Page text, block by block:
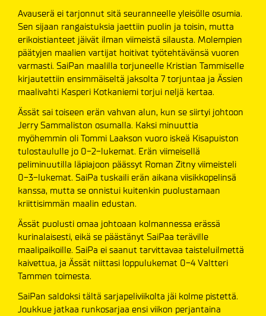
Avauserä ei tarjonnut sitä seuranneelle yleisölle osumia.
Sen sijaan rangaistuksia jaettiin puolin ja toisin, mutta
erikoistianteet jäivät ilman viimeistä silausta. Molempien
päätyjen maalien vartijat hoitivat työtehtävänsä vuoren
varmasti. SaiPan maalilla torjuneelle Kristian Tammiselle
kirjautettiin ensimmäiseltä jaksolta 7 torjuntaa ja Ässien
maalivahti Kasperi Kotkaniemi torjui neljä kertaa.
Ässät sai toiseen erän vahvan alun, kun se siirtyi johtoon
Jerry Sammaliston osumalla. Kaksi minuuttia
myöhemmin oli Tommi Laakson vuoro iskeä Kisapuiston
tulostaululle jo 0-2-lukemat. Erän viimeisellä
peliminuutilla läpiajoon päässyt Roman Zitny viimeisteli
0-3-lukemat. SaiPa tuskaili erän aikana viisikkopelinsä
kanssa, mutta se onnistui kuitenkin puolustamaan
kriittisimmän maalin edustan.
Ässät puolusti omaa johtoaan kolmannessa erässä
kurinalaisesti, eikä se päästänyt SaiPaa teräville
maalipaikoille. SaiPa ei saanut tarvittavaa taisteluilmettä
kaivettua, ja Ässät niittasi loppulukemat 0-4 Valtteri
Tammen toimesta.
SaiPan saldoksi tältä sarjapeliviikolta jäi kolme pistettä.
Joukkue jatkaa runkosarjaa ensi viikon perjantaina